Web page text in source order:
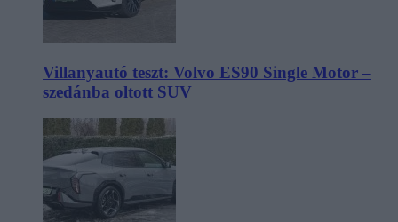
Villanyautó teszt: Volvo ES90 Single Motor –
szedánba oltott SUV